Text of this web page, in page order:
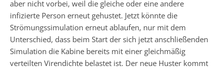
aber nicht vorbei, weil die gleiche oder eine andere
infizierte Person erneut gehustet. Jetzt könnte die
Strömungssimulation erneut ablaufen, nur mit dem
Unterschied, dass beim Start der sich jetzt anschließenden
Simulation die Kabine bereits mit einer gleichmäßig
verteilten Virendichte belastet ist. Der neue Huster kommt